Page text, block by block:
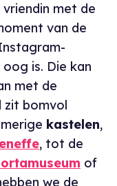
met de
van de
is. Die kan
met de
zit bomvol
kastelen,
, tot de
of
we de